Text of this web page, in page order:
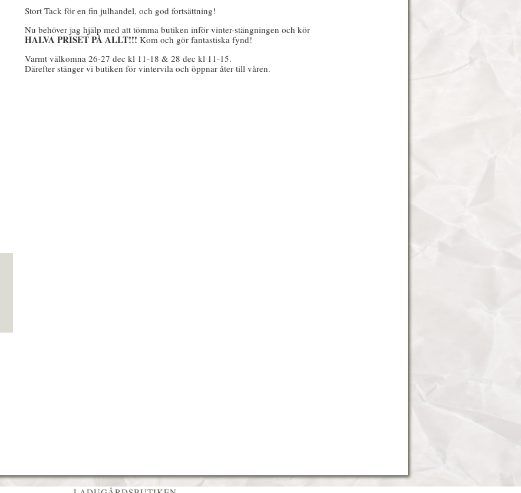
Stort Tack för en fin julhandel, och god fortsättning!
Nu behöver jag hjälp med att tömma butiken inför vinter-stängningen och kör
HALVA PRISET PÅ ALLT!!! Kom och gör fantastiska fynd!
Varmt välkomna 26-27 dec kl 11-18 & 28 dec kl 11-15.
Därefter stänger vi butiken för vintervila och öppnar åter till våren.